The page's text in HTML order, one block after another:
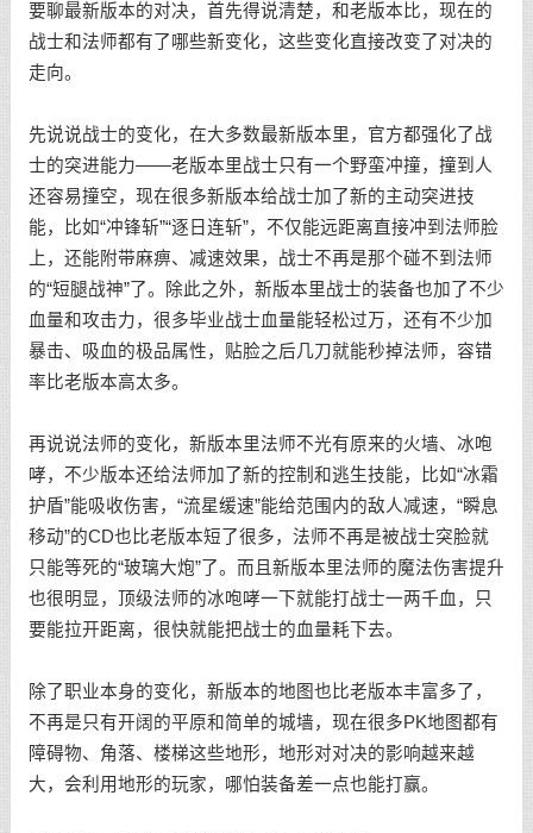
要聊最新版本的对决，首先得说清楚，和老版本比，现在的
战士和法师都有了哪些新变化，这些变化直接改变了对决的
走向。
先说说战士的变化，在大多数最新版本里，官方都强化了战
士的突进能力——老版本里战士只有一个野蛮冲撞，撞到人
还容易撞空，现在很多新版本给战士加了新的主动突进技
能，比如“冲锋斩”“逐日连斩”，不仅能远距离直接冲到法师脸
上，还能附带麻痹、减速效果，战士不再是那个碰不到法师
的“短腿战神”了。除此之外，新版本里战士的装备也加了不少
血量和攻击力，很多毕业战士血量能轻松过万，还有不少加
暴击、吸血的极品属性，贴脸之后几刀就能秒掉法师，容错
率比老版本高太多。
再说说法师的变化，新版本里法师不光有原来的火墙、冰咆
哮，不少版本还给法师加了新的控制和逃生技能，比如“冰霜
护盾”能吸收伤害，“流星缓速”能给范围内的敌人减速，“瞬息
移动”的CD也比老版本短了很多，法师不再是被战士突脸就
只能等死的“玻璃大炮”了。而且新版本里法师的魔法伤害提升
也很明显，顶级法师的冰咆哮一下就能打战士一两千血，只
要能拉开距离，很快就能把战士的血量耗下去。
除了职业本身的变化，新版本的地图也比老版本丰富多了，
不再是只有开阔的平原和简单的城墙，现在很多PK地图都有
障碍物、角落、楼梯这些地形，地形对对决的影响越来越
大，会利用地形的玩家，哪怕装备差一点也能打赢。